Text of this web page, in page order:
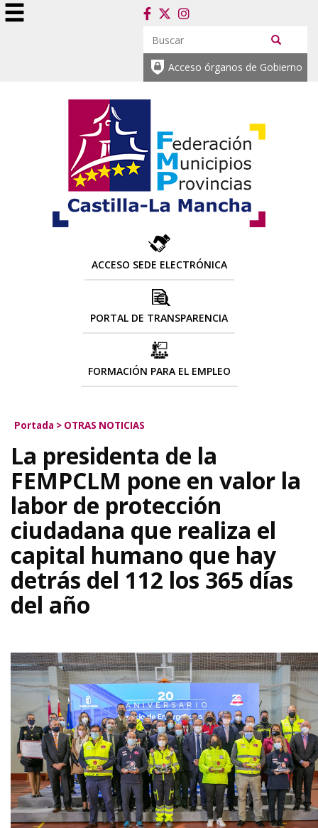
Acceso órganos de Gobierno
ACCESO SEDE ELECTRÓNICA
PORTAL DE TRANSPARENCIA
FORMACIÓN PARA EL EMPLEO
Portada > OTRAS NOTICIAS
La presidenta de la
FEMPCLM pone en valor la
labor de protección
ciudadana que realiza el
capital humano que hay
detrás del 112 los 365 días
del año